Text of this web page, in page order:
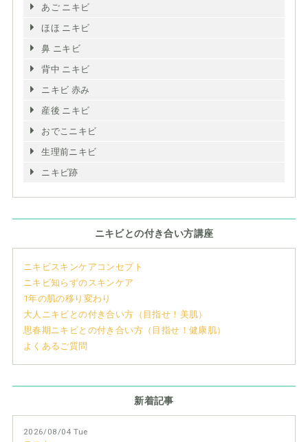
あご ニキビ
ほほ ニキビ
鼻 ニキビ
背中 ニキビ
ニキビ 赤み
産後 ニキビ
おでこニキビ
生理前ニキビ
ニキビ跡
ニキビとの付き合い方講座
ニキビスキンケアコンセプト
ニキビ知らずのスキンケア
1年の肌の移り変わり
大人ニキビとの付き合い方（目指せ！美肌）
思春期ニキビとの付き合い方（目指せ！健康肌）
よくあるご質問
新着記事
2026/08/04 Tue